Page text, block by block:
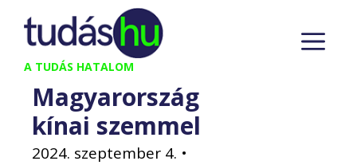
Kilépés
tartalomba
A TUDÁS HATALOM
Magyarország
kínai szemmel
2024. szeptember 4. •